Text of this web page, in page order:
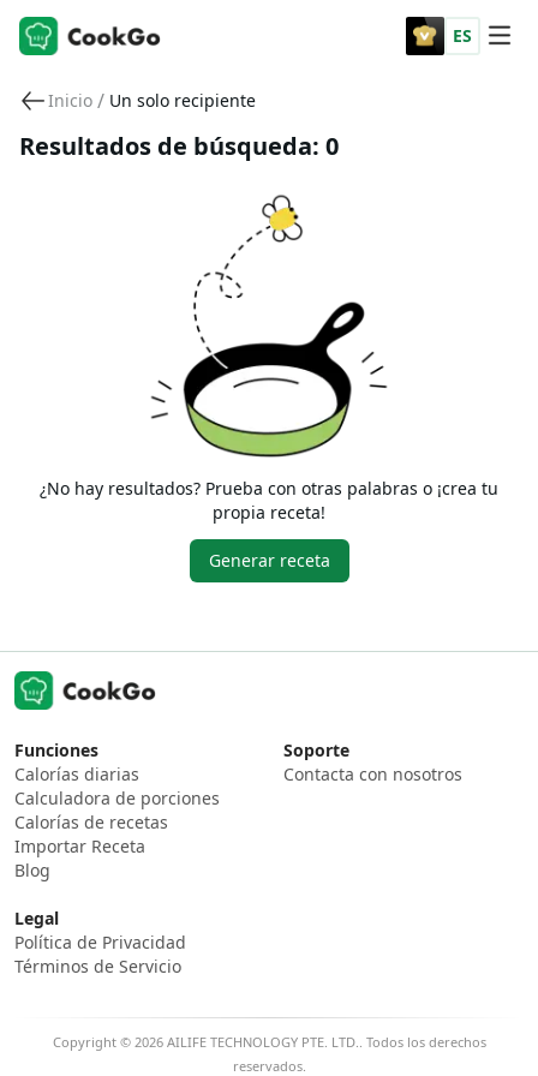
ES
Inicio / Un solo recipiente
Resultados de búsqueda: 0
¿No hay resultados? Prueba con otras palabras o ¡crea tu
propia receta!
Generar receta
Funciones
Calorías diarias
Calculadora de porciones
Calorías de recetas
Importar Receta
Blog
Soporte
Contacta con nosotros
Legal
Política de Privacidad
Términos de Servicio
Copyright © 2026 AILIFE TECHNOLOGY PTE. LTD.. Todos los derechos
reservados.